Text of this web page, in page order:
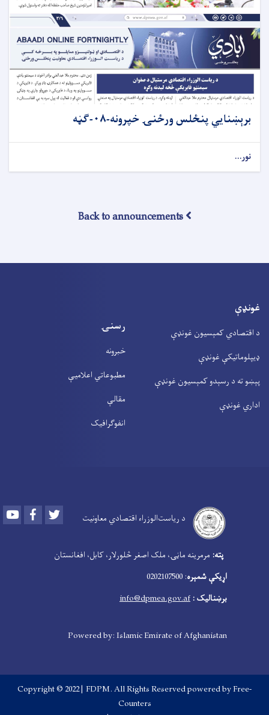
برېښنایي پنځلس ورځنۍ خپرونه-۰۸-ګڼه
نور...
Back to announcements
غونډې
د اقتصادي کمېسیون غونډې
ډیپلوماتیکې غونډې
پېښو ته د رسېدو کمېسیون غونډې
اداري غونډې
رسنۍ
خبرونه
مطبوعاتي اعلامیې
مقالې
انفوګرافیک
د ریاست‌الوزراء اقتصادي معاونیت Youtube Facebook
‍پته: مرمرینه ماڼۍ، ملک اصغر څلورلار، کابل، افغانستان
اړیکې شمېره: 0202107500
برښنالیک : info@dpmea.gov.af
Powered by: Islamic Emirate of Afghanistan
Copyright © 2022 | FDPM. All Rights Reservedpowered by Free-
Counters